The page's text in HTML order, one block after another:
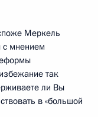
Меркель
с мнением
так
ли Вы
в «большой